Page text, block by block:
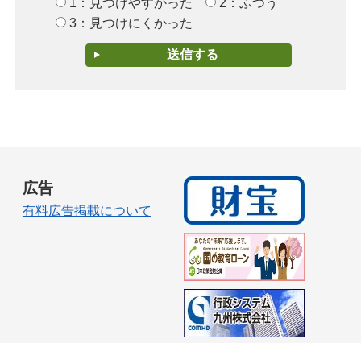
3：見つけにくかった
広告
有料広告掲載について